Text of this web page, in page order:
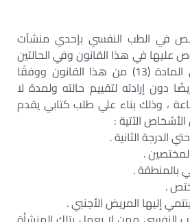
في الطب النفسي بإحدي منشآت
عليها في هذا القانون وفي الحالتين
المنصوص عليهما في المادة (13) من هذا القانون ووفقًا
دون إرادته لتقييم حالته ولمدة لا
، وذلك بناء علي طلب كتابي يقدم
الآتية :